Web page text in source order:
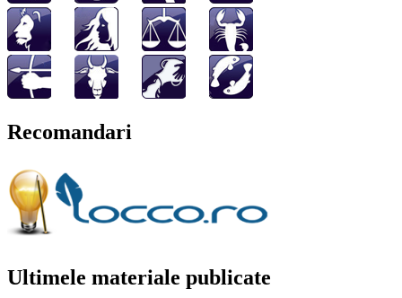
Recomandari
Ultimele materiale publicate